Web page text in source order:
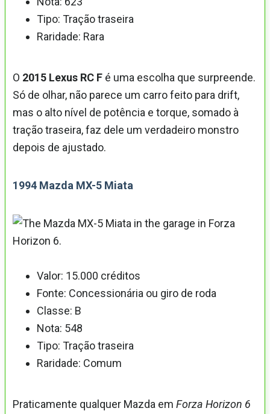
Tipo: Tração traseira
Raridade: Rara
O 2015 Lexus RC F é uma escolha que surpreende.
Só de olhar, não parece um carro feito para drift,
mas o alto nível de potência e torque, somado à
tração traseira, faz dele um verdadeiro monstro
depois de ajustado.
1994 Mazda MX-5 Miata
Valor: 15.000 créditos
Fonte: Concessionária ou giro de roda
Classe: B
Nota: 548
Tipo: Tração traseira
Raridade: Comum
Praticamente qualquer Mazda em Forza Horizon 6